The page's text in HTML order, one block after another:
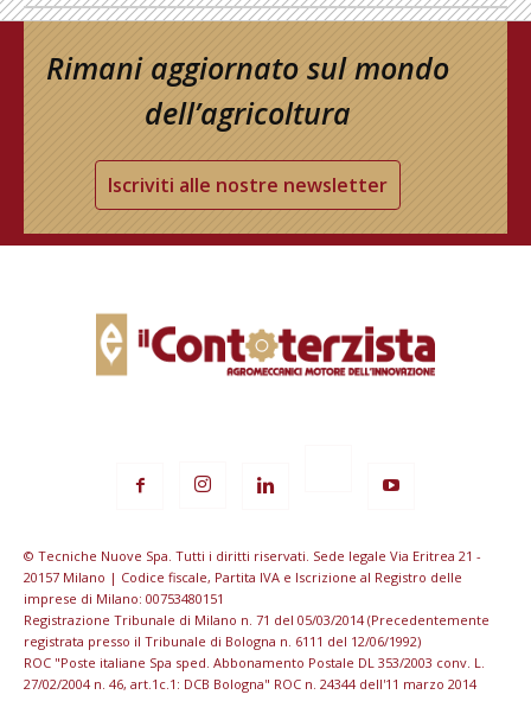
Rimani aggiornato sul mondo
dell’agricoltura
Iscriviti alle nostre newsletter
© Tecniche Nuove Spa. Tutti i diritti riservati. Sede legale Via Eritrea 21 -
20157 Milano | Codice fiscale, Partita IVA e Iscrizione al Registro delle
imprese di Milano: 00753480151
Registrazione Tribunale di Milano n. 71 del 05/03/2014 (Precedentemente
registrata presso il Tribunale di Bologna n. 6111 del 12/06/1992)
ROC "Poste italiane Spa sped. Abbonamento Postale DL 353/2003 conv. L.
27/02/2004 n. 46, art.1c.1: DCB Bologna" ROC n. 24344 dell'11 marzo 2014